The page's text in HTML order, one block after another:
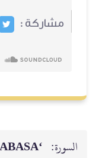
مشاركة :
السورة: ‘ABASA